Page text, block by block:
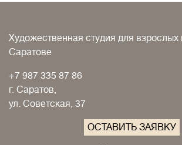
Художественная студия для взрослых
Саратове
+7 987 335 87 86
г. Саратов,
ул. Советская, 37
ОСТАВИТЬ ЗАЯВКУ